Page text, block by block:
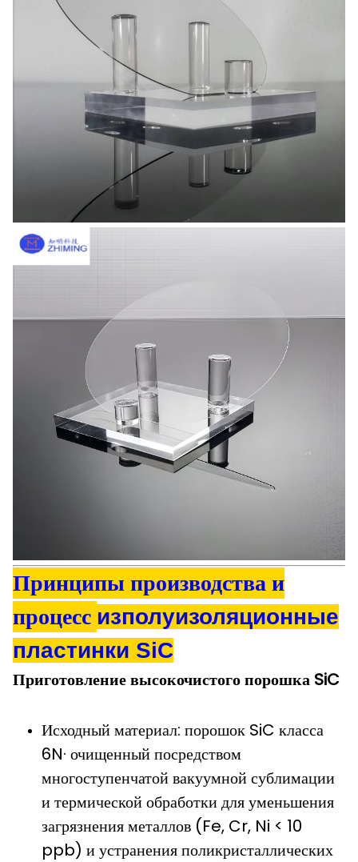
Принципы производства и
процесс изполуизоляционные
пластинки SiC
Приготовление высокочистого порошка SiC
Исходный материал: порошок SiC класса
6N· очищенный посредством
многоступенчатой вакуумной сублимации
и термической обработки для уменьшения
загрязнения металлов (Fe, Cr, Ni < 10
ppb) и устранения поликристаллических